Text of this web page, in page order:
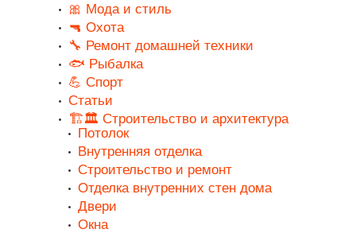
🎀 Мода и стиль
🔫 Охота
🔧 Ремонт домашней техники
🐟 Рыбалка
💪 Спорт
Статьи
🏗️🏛️ Строительство и архитектура
Потолок
Внутренняя отделка
Строительство и ремонт
Отделка внутренних стен дома
Двери
Окна